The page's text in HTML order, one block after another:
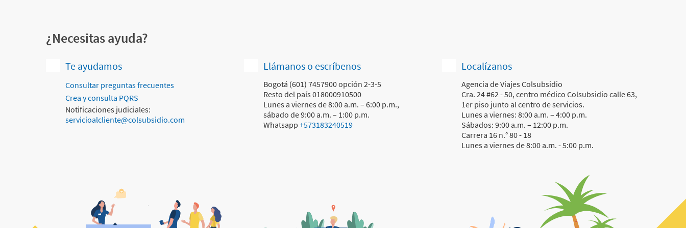
¿Necesitas ayuda?
Te ayudamos
Consultar preguntas frecuentes
Crea y consulta PQRS
Notificaciones judiciales:
servicioalcliente@colsubsidio.com
Llámanos o escríbenos
Bogotá (601) 7457900 opción 2-3-5
Resto del país 018000910500
Lunes a viernes de 8:00 a.m. – 6:00 p.m.,
sábado de 9:00 a.m. – 1:00 p.m.
Whatsapp +573183240519
Localízanos
Agencia de Viajes Colsubsidio
Cra. 24 #62 - 50, centro médico Colsubsidio calle 63,
1er piso junto al centro de servicios.
Lunes a viernes: 8:00 a.m. – 4:00 p.m.
Sábados: 9:00 a.m. – 12:00 p.m.
Carrera 16 n.° 80 - 18
Lunes a viernes de 8:00 a.m. - 5:00 p.m.